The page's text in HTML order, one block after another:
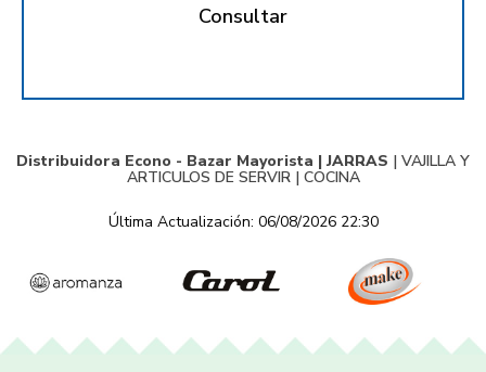
Consultar
Distribuidora Econo - Bazar Mayorista | JARRAS | VAJILLA Y
ARTICULOS DE SERVIR| COCINA
Última Actualización: 06/08/2026 22:30